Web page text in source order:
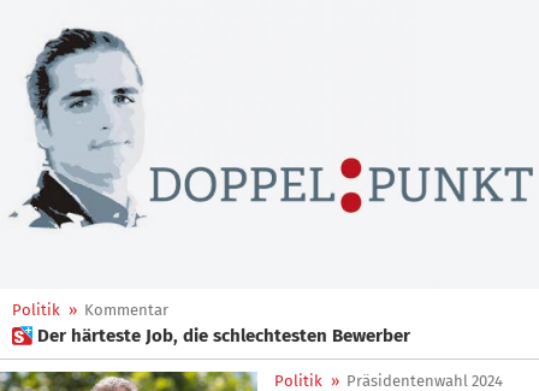
Politik » Kommentar
 Der härteste Job, die schlechtesten Bewerber
Politik » Präsidentenwahl 2024